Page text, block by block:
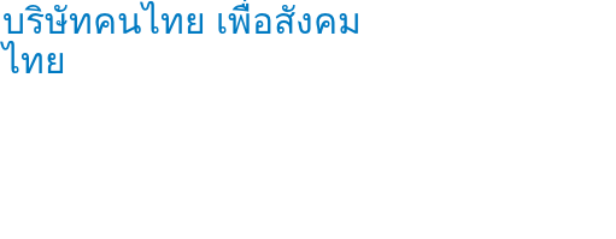
บริษัทคนไทย เพื่อสังคม
ไทย